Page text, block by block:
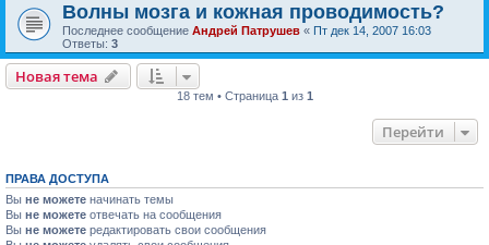
Волны мозга и кожная проводимость?
Последнее сообщение Андрей Патрушев « Пт дек 14, 2007 16:03
Ответы: 3
Новая тема
18 тем • Страница 1 из 1
Перейти
ПРАВА ДОСТУПА
Вы не можете начинать темы
Вы не можете отвечать на сообщения
Вы не можете редактировать свои сообщения